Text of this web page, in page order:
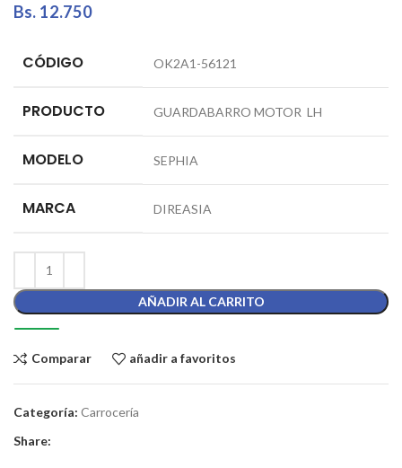
Bs. 12.750
CÓDIGO OK2A1-56121
PRODUCTO GUARDABARRO MOTOR LH
MODELO SEPHIA
MARCA DIREASIA
AÑADIR AL CARRITO
Comparar añadir a favoritos
Categoría: Carrocería
Share: